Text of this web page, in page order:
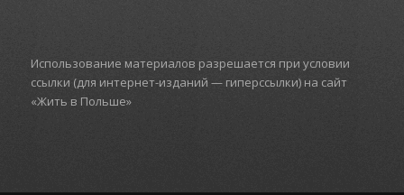
Использование материалов разрешается при условии
ссылки (для интернет-изданий — гиперссылки) на сайт
«Жить в Польше»